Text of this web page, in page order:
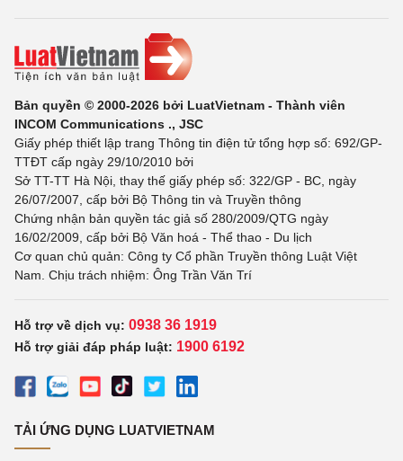
Bản quyền © 2000-2026 bởi LuatVietnam - Thành viên
INCOM Communications ., JSC
Giấy phép thiết lập trang Thông tin điện tử tổng hợp số: 692/GP-
TTĐT cấp ngày 29/10/2010 bởi
Sở TT-TT Hà Nội, thay thế giấy phép số: 322/GP - BC, ngày
26/07/2007, cấp bởi Bộ Thông tin và Truyền thông
Chứng nhận bản quyền tác giả số 280/2009/QTG ngày
16/02/2009, cấp bởi Bộ Văn hoá - Thể thao - Du lịch
Cơ quan chủ quản: Công ty Cổ phần Truyền thông Luật Việt
Nam. Chịu trách nhiệm: Ông Trần Văn Trí
Hỗ trợ về dịch vụ: 0938 36 1919
Hỗ trợ giải đáp pháp luật: 1900 6192
TẢI ỨNG DỤNG LUATVIETNAM